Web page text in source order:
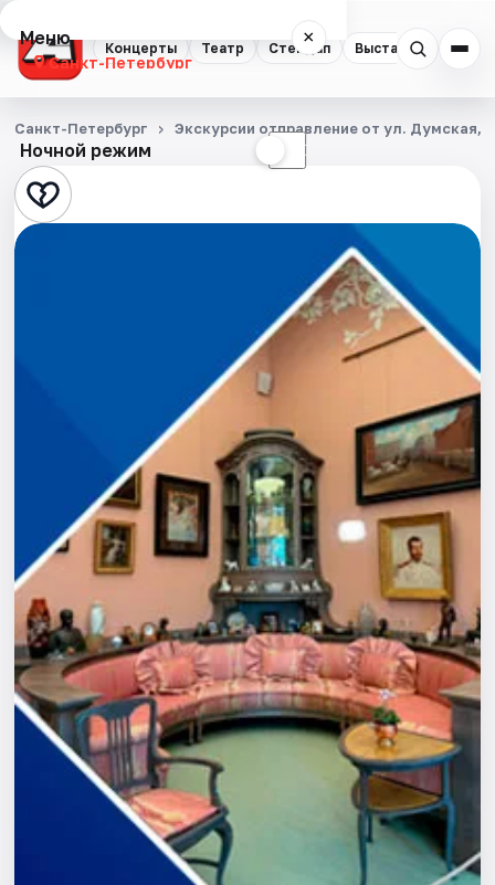
Концерты Театр Стендап Выставки
Меню ×
Санкт-Петербург
Концерты
Театр
Стендап
Города
Площадки
Артисты
Рейтинги
Ночной режим ☾
Санкт-Петербург Экскурсии отправление от ул. Думская,